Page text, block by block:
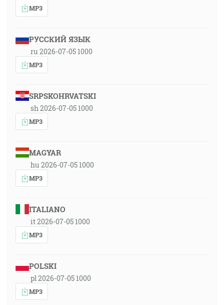
MP3
РУССКИЙ ЯЗЫК
ru 2026-07-05 1000
MP3
SRPSKOHRVATSKI
sh 2026-07-05 1000
MP3
MAGYAR
hu 2026-07-05 1000
MP3
ITALIANO
it 2026-07-05 1000
MP3
POLSKI
pl 2026-07-05 1000
MP3